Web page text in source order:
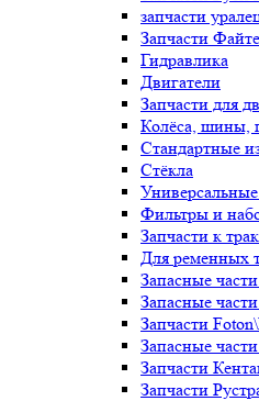
запчасти
Запчасти
Гидравлика
Двигатели
Запчасти для
Колёса, шины,
Стандартные
Стёкла
Фильтры и
Запчасти к
Для ременных
Запасные
Запасные
Запчасти
Запасные
Запчасти
Запчасти